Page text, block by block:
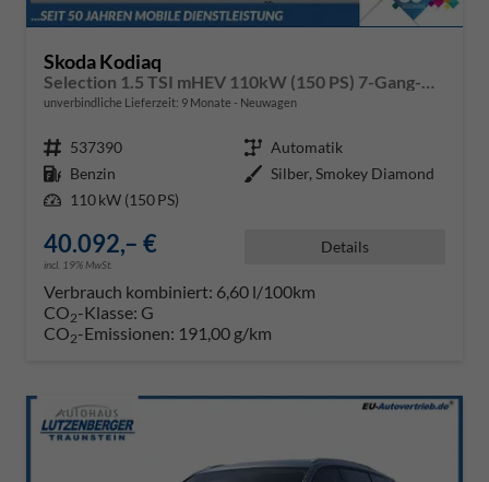
Skoda Kodiaq
unverbindliche Lieferzeit: 9 Monate Neuwagen
Fahrzeugnr. 537390 Getriebe Automatik
Kraftstoff Benzin Außenfarbe Silber, Smokey Diamond
Leistung 110 kW (150 PS)
40.092,– €
incl. 19% MwSt.
Details
Verbrauch kombiniert: 6,60 l/100km
CO2-Klasse: G
CO2-Emissionen: 191,00 g/km